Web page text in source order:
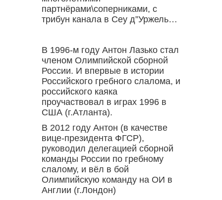
партнёрами\соперниками, с
трибун канала в Сеу д”Уржель…
В 1996-м году Антон Лазько стал
членом Олимпийской сборной
России. И впервые в истории
Российского гребного слалома, и
российского каяка
проучаствовал в играх 1996 в
США (г.Атланта).
В 2012 году Антон (в качестве
вице-президента ФГСР),
руководил делегацией сборной
команды России по гребному
слалому, и вёл в бой
Олимпийскую команду на ОИ в
Англии (г.Лондон)